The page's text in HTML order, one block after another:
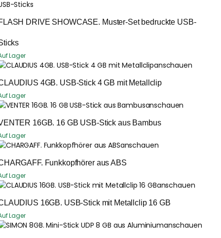
DRIVE SHOWCASE. Muster-Set bedruckte USB-
Lager
anschauen
4GB. USB-Stick 4 GB mit Metallclip
Lager
anschauen
16GB. 16 GB USB-Stick aus Bambus
Lager
anschauen
Funkkopfhörer aus ABS
Lager
anschauen
16GB. USB-Stick mit Metallclip 16 GB
Lager
anschauen